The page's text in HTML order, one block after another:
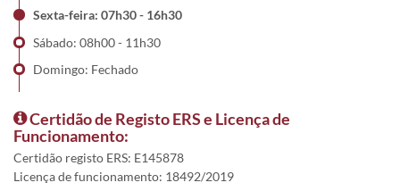
Sexta-feira: 07h30 - 16h30
Sábado: 08h00 - 11h30
Domingo: Fechado
Certidão de Registo ERS e Licença de
Funcionamento:
Certidão registo ERS: E145878
Licença de funcionamento: 18492/2019